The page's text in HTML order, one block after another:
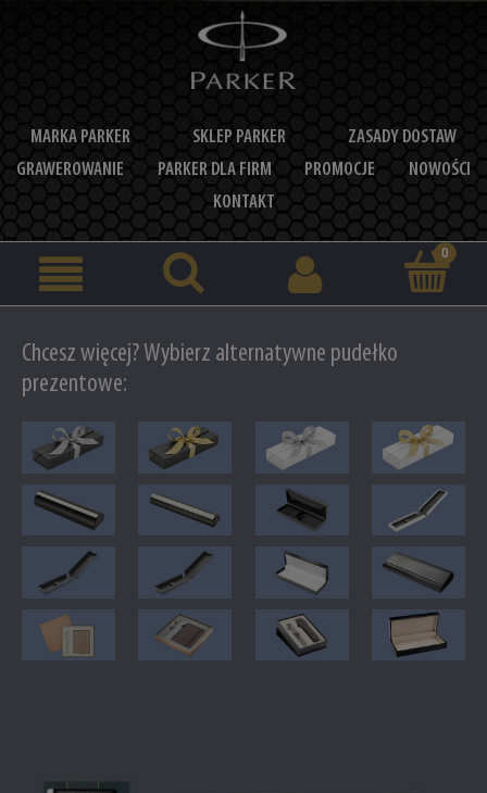
MARKA PARKER SKLEP PARKER
ZASADY DOSTAW
GRAWEROWANIE
PARKER DLA FIRM PROMOCJE
NOWOŚCI
KONTAKT
Chcesz więcej? Wybierz alternatywne pudełko
prezentowe: